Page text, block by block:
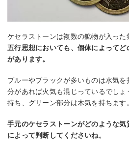
ケセラストーンは複数の鉱物が入った
五行思想においても、個体によって
があります。
ブルーやブラックが多いものは水気
分があれば火気も混じっているでし
持ち、グリーン部分は木気を持ちます
手元のケセラストーンがどのような
によって判断してくださいね。